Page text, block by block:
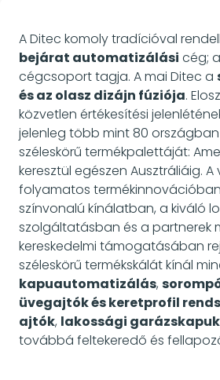
A Ditec komoly tradícióval
bejárat automatizálási cég;
cégcsoport tagja. A mai Ditec a
és az olasz dizájn fúziója.
közvetlen értékesítési
jelenleg több mint 80
széleskörű termékpalettáját:
keresztül egészen Ausztráliáig. A
folyamatos
színvonalú kínálatban, a kiváló
szolgáltatásban és a partnerek
kereskedelmi támogatásában
széleskörű termékskálát kínál
kapuautomatizálás,
üvegajtók és keretprofil
ajtók, lakossági garázskapuk
továbbá feltekeredő és